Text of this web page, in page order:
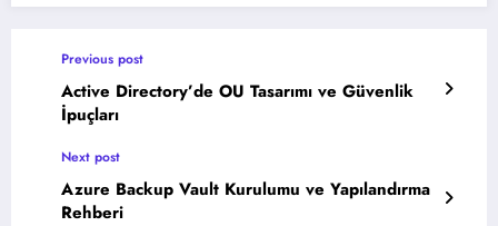
Previous post
Active Directory’de OU Tasarımı ve Güvenlik
İpuçları
Next post
Azure Backup Vault Kurulumu ve Yapılandırma
Rehberi